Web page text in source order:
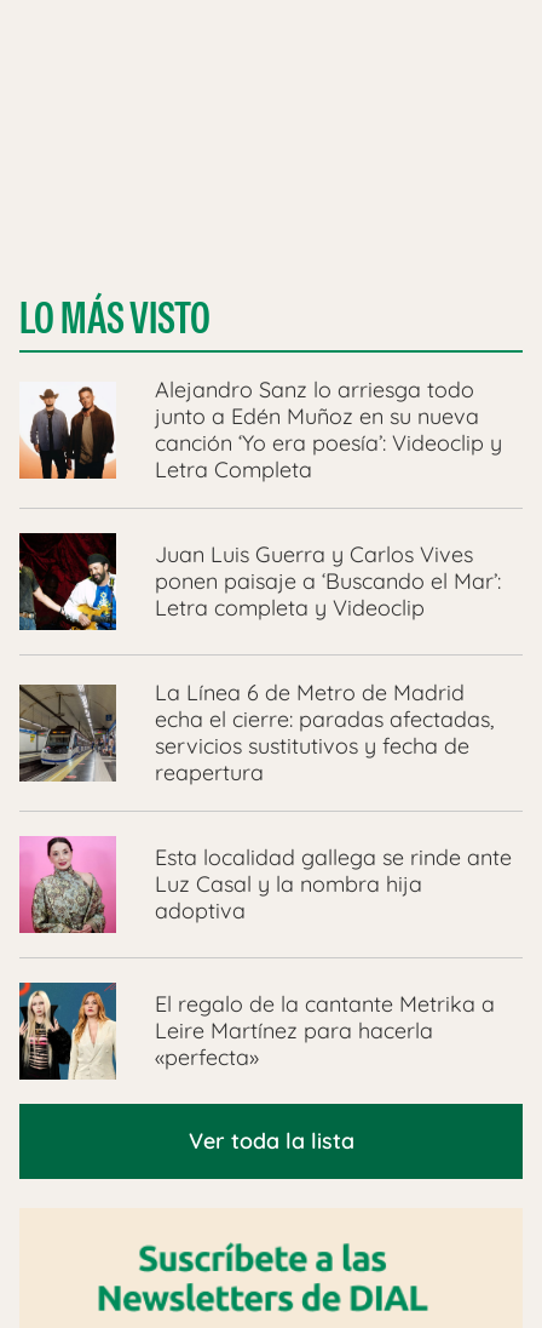
LO MÁS VISTO
Alejandro Sanz lo arriesga todo
junto a Edén Muñoz en su nueva
canción ‘Yo era poesía’: Videoclip y
Letra Completa
Juan Luis Guerra y Carlos Vives
ponen paisaje a ‘Buscando el Mar’:
Letra completa y Videoclip
La Línea 6 de Metro de Madrid
echa el cierre: paradas afectadas,
servicios sustitutivos y fecha de
reapertura
Esta localidad gallega se rinde ante
Luz Casal y la nombra hija
adoptiva
El regalo de la cantante Metrika a
Leire Martínez para hacerla
«perfecta»
Ver toda la lista